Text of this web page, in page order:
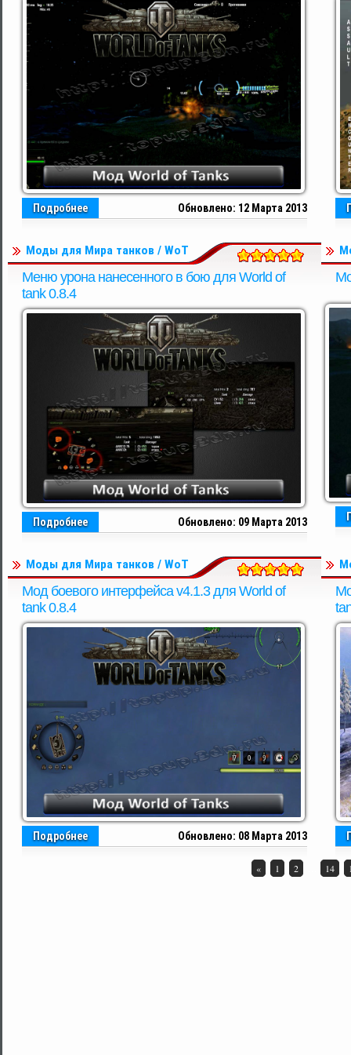
Обновлено: 12 Марта 2013
Подробнее
Моды для Мира танков / WoT
Меню урона нанесенного в бою для World of
tank 0.8.4
Обновлено: 09 Марта 2013
Подробнее
Моды для Мира танков / WoT
Мод боевого интерфейса v4.1.3 для World of
tank 0.8.4
Обновлено: 08 Марта 2013
Подробнее
« 1 2 14